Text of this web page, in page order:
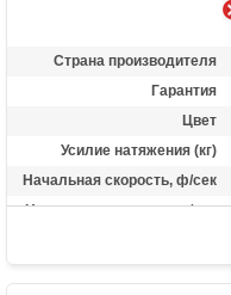
Страна производителя
Гарантия
Цвет
Усилие натяжения (кг)
Начальная скорость, ф/сек
Начальная скорость, м/сек
Размах плечей (см)